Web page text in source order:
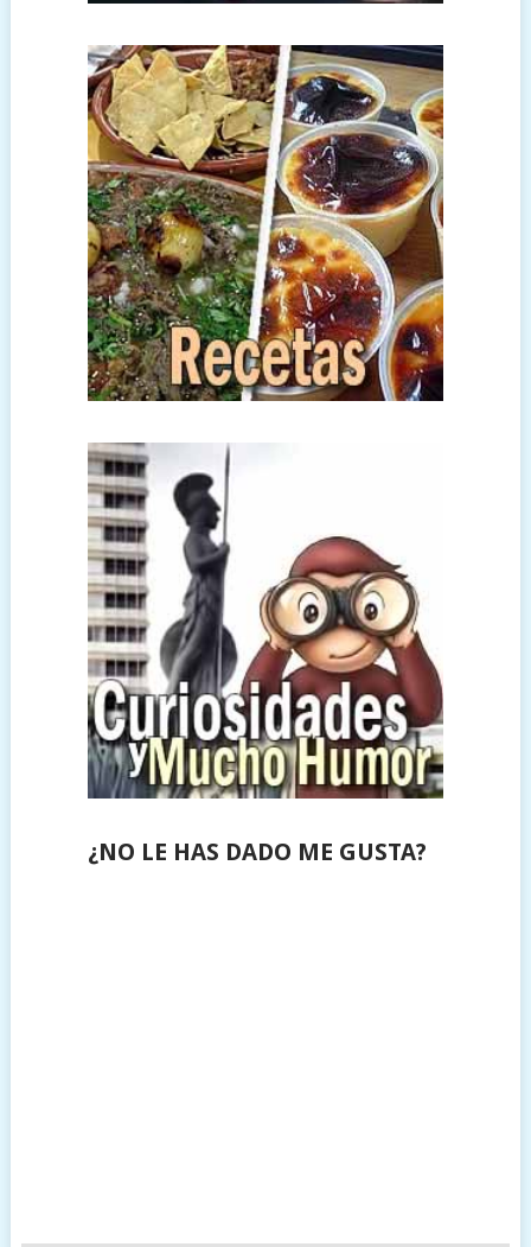
¿NO LE HAS DADO ME GUSTA?